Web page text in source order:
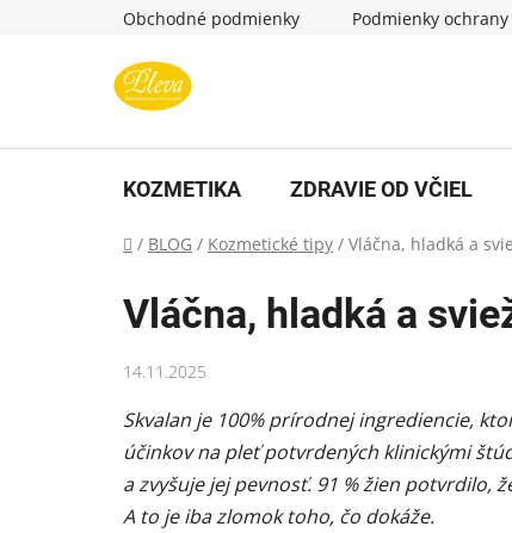
Obchodné podmienky Podmienky
KOZMETIKA ZDRAVIE OD VČIEL
Domov
/ BLOG / Kozmetické tipy / Vláčna, hladká a
Vláčna, hladká a
14.11.2025
Skvalan je 100% prírodnej ingrediencie,
účinkov na pleť potvrdených klinickými
a zvyšuje jej pevnosť. 91 % žien potvrdilo,
A to je iba zlomok toho, čo dokáže.